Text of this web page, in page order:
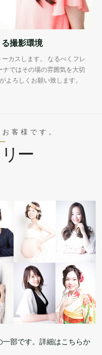
撮影環境
カスします。 なるべくフレ
ナではその場の雰囲気を大切
よろしくお願い致します。
客様です。
ー
部です。詳細はこちらか